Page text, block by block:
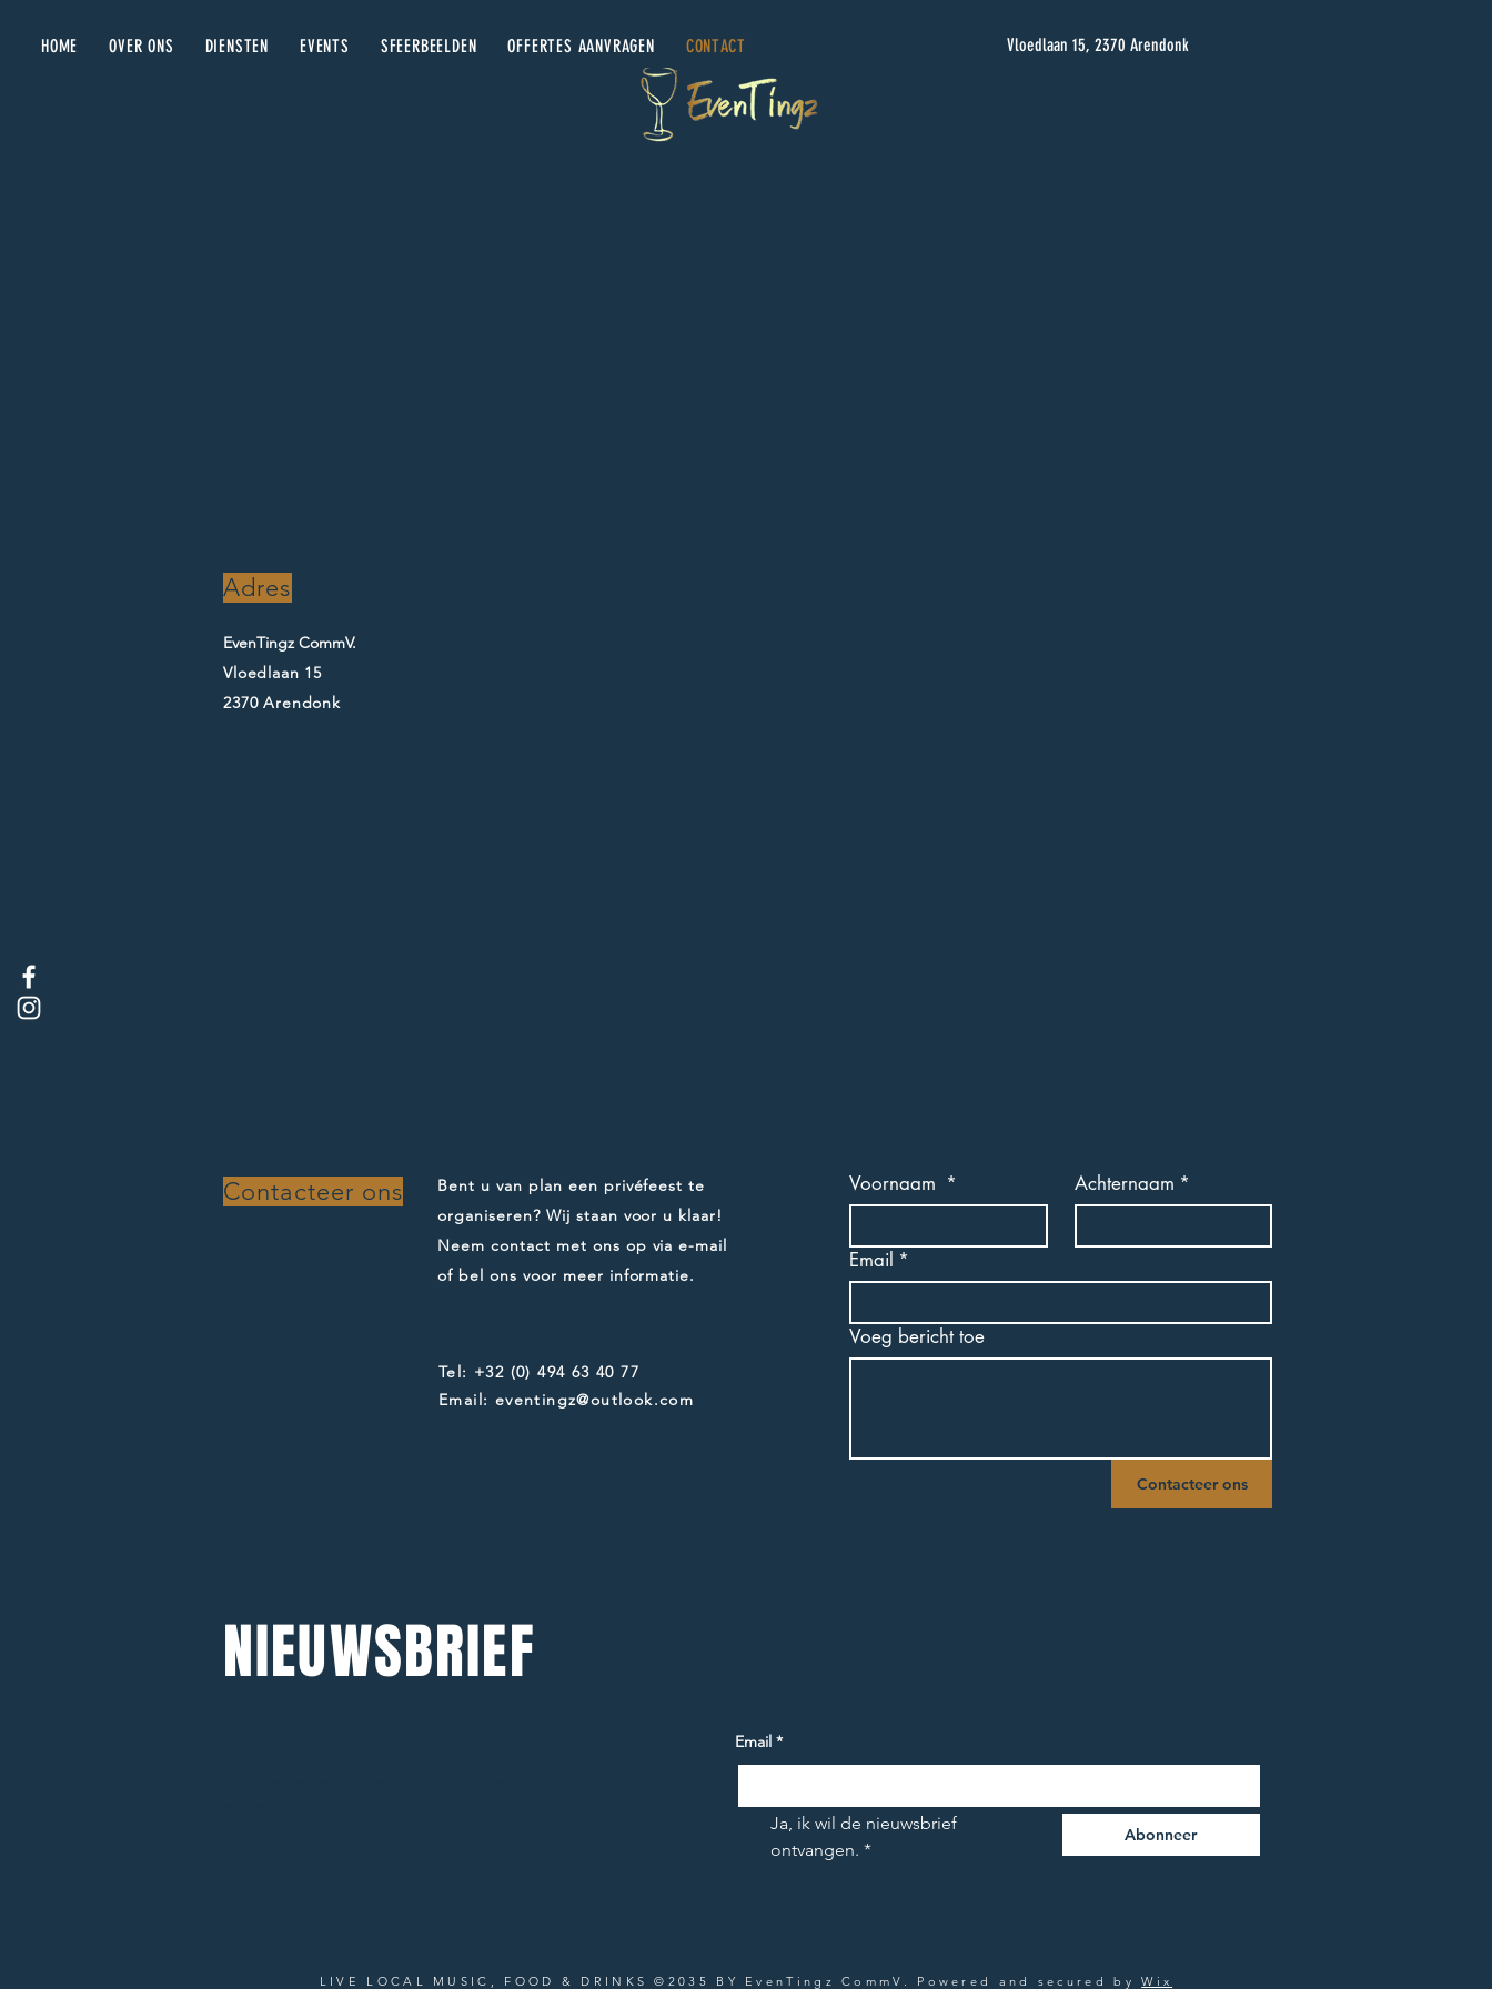
HOME OVER ONS DIENSTEN EVENTS SFEERBEELDEN OFFERTES AANVRAGEN CONTACT Vloedlaan 15, 2370 Arendonk
Adres
EvenTingz CommV.
Vloedlaan 15
2370 Arendonk
Contacteer ons
Bent u van plan een privéfeest te
organiseren? Wij staan voor u klaar!
Neem contact met ons op via e-mail
of bel ons voor meer informatie.
Tel: +32 (0) 494 63 40 77
Email: eventingz@outlook.com
Voornaam * Achternaam *
Email *
Voeg bericht toe
Contacteer ons
NIEUWSBRIEF
Email *
Ja, ik wil de nieuwsbrief
ontvangen. *
Abonneer
LIVE LOCAL MUSIC, FOOD & DRINKS ©2035 BY EvenTingz CommV. Powered and secured byWix